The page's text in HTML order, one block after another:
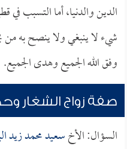
الدين والدنيا، أما التسبب
شيء لا ينبغي ولا ينصح به من
وفق الله الجميع وهدى الجميع.
صفة زواج الشغار
السؤال: الأخسعيد محمد زيد